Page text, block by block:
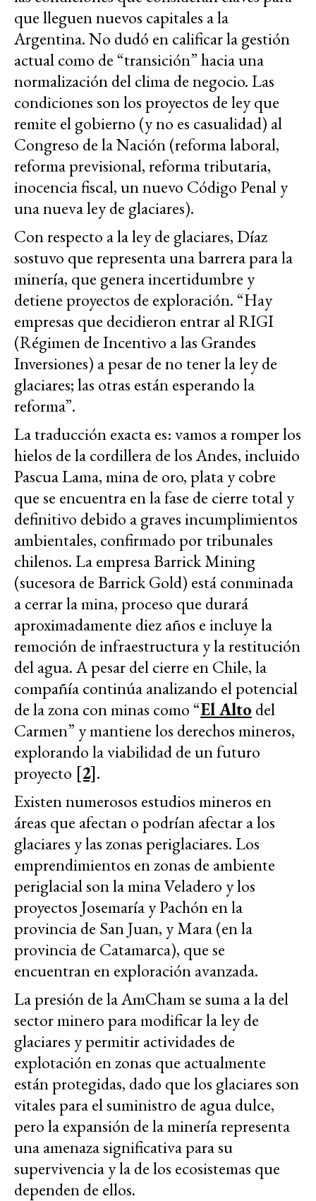
que lleguen nuevos capitales a la
Argentina. No dudó en calificar la gestión
actual como de “transición” hacia una
normalización del clima de negocio. Las
condiciones son los proyectos de ley que
remite el gobierno (y no es casualidad) al
Congreso de la Nación (reforma laboral,
reforma previsional, reforma tributaria,
inocencia fiscal, un nuevo Código Penal y
una nueva ley de glaciares).
Con respecto a la ley de glaciares, Díaz
sostuvo que representa una barrera para la
minería, que genera incertidumbre y
detiene proyectos de exploración. “Hay
empresas que decidieron entrar al RIGI
(Régimen de Incentivo a las Grandes
Inversiones) a pesar de no tener la ley de
glaciares; las otras están esperando la
reforma”.
La traducción exacta es: vamos a romper los
hielos de la cordillera de los Andes, incluido
Pascua Lama, mina de oro, plata y cobre
que se encuentra en la fase de cierre total y
definitivo debido a graves incumplimientos
ambientales, confirmado por tribunales
chilenos. La empresa Barrick Mining
(sucesora de Barrick Gold) está conminada
a cerrar la mina, proceso que durará
aproximadamente diez años e incluye la
remoción de infraestructura y la restitución
del agua. A pesar del cierre en Chile, la
compañía continúa analizando el potencial
de la zona con minas como “El Alto del
Carmen” y mantiene los derechos mineros,
explorando la viabilidad de un futuro
proyecto [2].
Existen numerosos estudios mineros en
áreas que afectan o podrían afectar a los
glaciares y las zonas periglaciares. Los
emprendimientos en zonas de ambiente
periglacial son la mina Veladero y los
proyectos Josemaría y Pachón en la
provincia de San Juan, y Mara (en la
provincia de Catamarca), que se
encuentran en exploración avanzada.
La presión de la AmCham se suma a la del
sector minero para modificar la ley de
glaciares y permitir actividades de
explotación en zonas que actualmente
están protegidas, dado que los glaciares son
vitales para el suministro de agua dulce,
pero la expansión de la minería representa
una amenaza significativa para su
supervivencia y la de los ecosistemas que
dependen de ellos.